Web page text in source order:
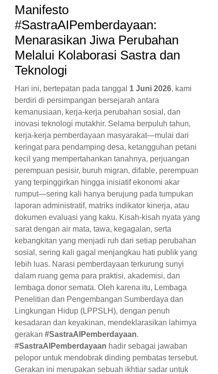
Manifesto
#SastraAIPemberdayaan:
Menarasikan Jiwa Perubahan
Melalui Kolaborasi Sastra dan
Teknologi
Hari ini, bertepatan pada tanggal 1 Juni 2026, kami
berdiri di persimpangan bersejarah antara
kemanusiaan, kerja-kerja perubahan sosial, dan
inovasi teknologi mutakhir. Selama berpuluh tahun,
kerja-kerja pemberdayaan masyarakat—mulai dari
keringat para pendamping desa, ketangguhan petani
kecil yang mempertahankan tanahnya, perjuangan
perempuan pesisir, buruh migran, difable, perempuan
yang terpinggirkan hingga inisiatif ekonomi akar
rumput—sering kali hanya berujung pada tumpukan
laporan administratif, matriks indikator kinerja, atau
dokumen evaluasi yang kaku. Kisah-kisah nyata yang
sarat dengan air mata, tawa, kegagalan, serta
kebangkitan yang menjadi ruh dari setiap perubahan
sosial, sering kali gagal menjangkau hati publik yang
lebih luas. Narasi pemberdayaan terkurung sunyi
dalam ruang gema para praktisi, akademisi, dan
lembaga donor semata. Oleh karena itu, Lembaga
Penelitian dan Pengembangan Sumberdaya dan
Lingkungan Hidup (LPPSLH), dengan penuh
kesadaran dan keyakinan, mendeklarasikan lahirnya
gerakan #SastraAIPemberdayaan.
#SastraAIPemberdayaan hadir sebagai jawaban
pelopor untuk mendobrak dinding pembatas tersebut.
Gerakan ini merupakan sebuah ikhtiar sadar untuk